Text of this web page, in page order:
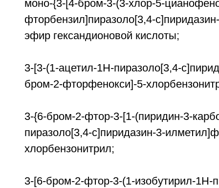
моно-{3-[4-бром-3-(3-хлор-5-
фторбензил]пиразоло[3,4-
эфир гександионовой кислоты;
3-[3-(1-ацетил-1H-пиразоло[3,4-
бром-2-фторфенокси]-5-
3-{6-бром-2-фтор-3-[1-(пиридин-3-
пиразоло[3,4-c]пиридазин-3-
хлорбензонитрил;
3-[6-бром-2-фтор-3-(1-изобутирил-1H-